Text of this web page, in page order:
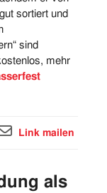
sortiert und
sind
mehr
Link mailen
als